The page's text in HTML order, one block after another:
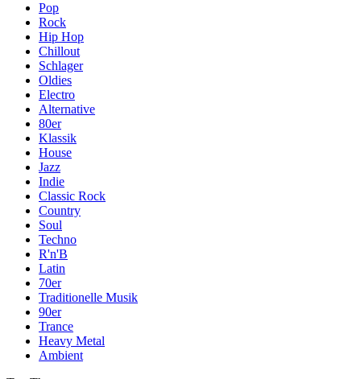
Pop
Rock
Hip Hop
Chillout
Schlager
Oldies
Electro
Alternative
80er
Klassik
House
Jazz
Indie
Classic Rock
Country
Soul
Techno
R'n'B
Latin
70er
Traditionelle Musik
90er
Trance
Heavy Metal
Ambient